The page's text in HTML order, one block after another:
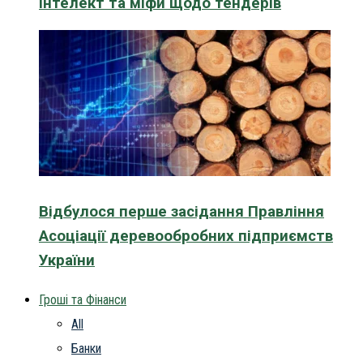
Відбулося перше засідання Правління
Асоціації деревообробних підприємств
України
Гроші та Фінанси
All
Банки